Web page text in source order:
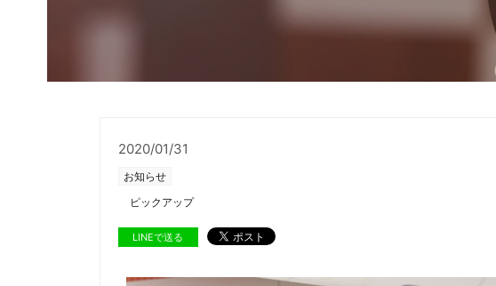
2020/01/31
お知らせ
ピックアップ
LINEで送る